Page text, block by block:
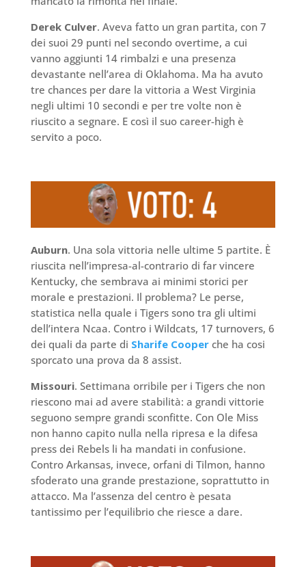
Derek Culver. Aveva fatto un gran partita, con 7
dei suoi 29 punti nel secondo overtime, a cui
vanno aggiunti 14 rimbalzi e una presenza
devastante nell’area di Oklahoma. Ma ha avuto
tre chances per dare la vittoria a West Virginia
negli ultimi 10 secondi e per tre volte non è
riuscito a segnare. E così il suo career-high è
servito a poco.
Auburn. Una sola vittoria nelle ultime 5 partite. È
riuscita nell’impresa-al-contrario di far vincere
Kentucky, che sembrava ai minimi storici per
morale e prestazioni. Il problema? Le perse,
statistica nella quale i Tigers sono tra gli ultimi
dell’intera Ncaa. Contro i Wildcats, 17 turnovers, 6
dei quali da parte di Sharife Cooperche ha cosi
sporcato una prova da 8 assist.
Missouri. Settimana orribile per i Tigers che non
riescono mai ad avere stabilità: a grandi vittorie
seguono sempre grandi sconfitte. Con Ole Miss
non hanno capito nulla nella ripresa e la difesa
press dei Rebels li ha mandati in confusione.
Contro Arkansas, invece, orfani di Tilmon, hanno
sfoderato una grande prestazione, soprattutto in
attacco. Ma l’assenza del centro è pesata
tantissimo per l’equilibrio che riesce a dare.